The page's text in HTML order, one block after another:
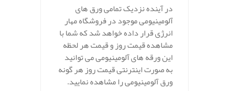
در آینده نزدیک تمامی ورق های
آلومینیومی موجود در فروشگاه مهار
انرژی قرار داده خواهد شد که شما با
مشاهده قیمت روز و قیمت هر لحظه
این ورقه های آلومینیومی می توانید
به صورت اینترنتی قیمت روز هر گونه
ورق آلومینیومی را مشاهده نمایید.